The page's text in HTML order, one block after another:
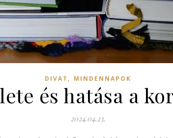
DIVAT , MINDENNAPOK
és hatása a
2024.04.23.